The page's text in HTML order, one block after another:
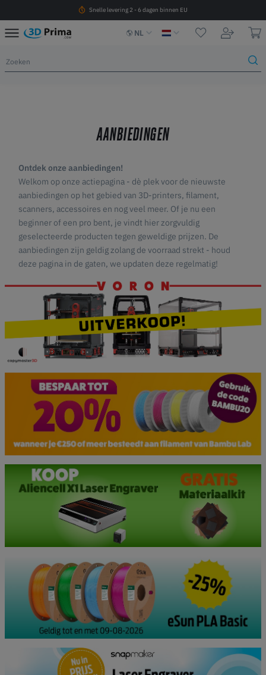
Snelle levering 2 - 6 dagen binnen EU
NL
AANBIEDINGEN
Ontdek onze aanbiedingen!
Welkom op onze actiepagina - dè plek voor de nieuwste
aanbiedingen op het gebied van 3D-printers, filament,
scanners, accessoires en nog veel meer. Of je nu een
beginner of een pro bent, je vindt hier zorgvuldig
geselecteerde producten tegen geweldige prijzen. De
aanbiedingen zijn geldig zolang de voorraad strekt - houd
deze pagina in de gaten, we updaten deze regelmatig!